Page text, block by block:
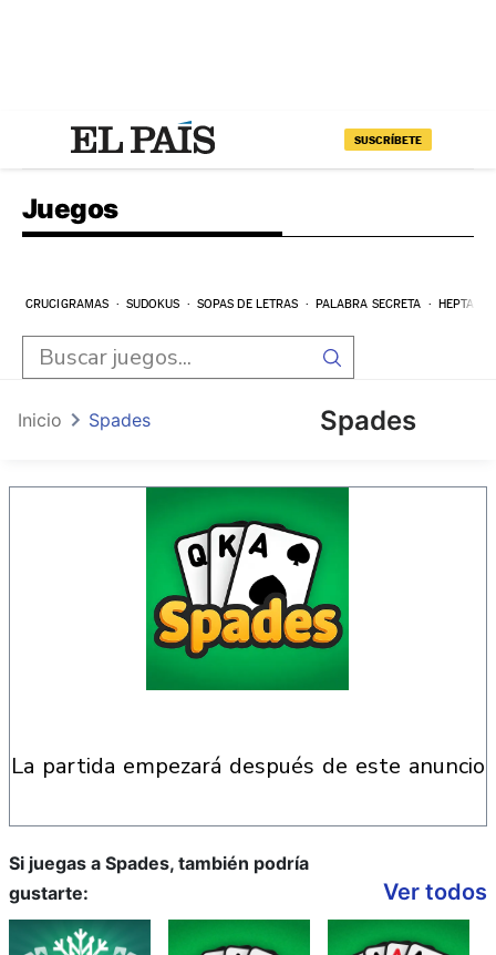
SUSCRÍBETE
Juegos
CRUCIGRAMAS SUDOKUS SOPAS DE LETRAS PALABRA SECRETA
Spades
Inicio Spades
la partida empezará después de este anuncio
Si juegas a Spades, también podría
gustarte:
Ver todos